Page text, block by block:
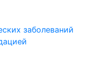
заболеваний